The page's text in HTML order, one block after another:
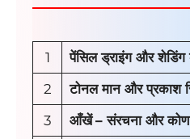
1
पेंसिल ड्राइंग और
2
टोनल मान और प्रकाश
3
आँखें – संरचना और कोण